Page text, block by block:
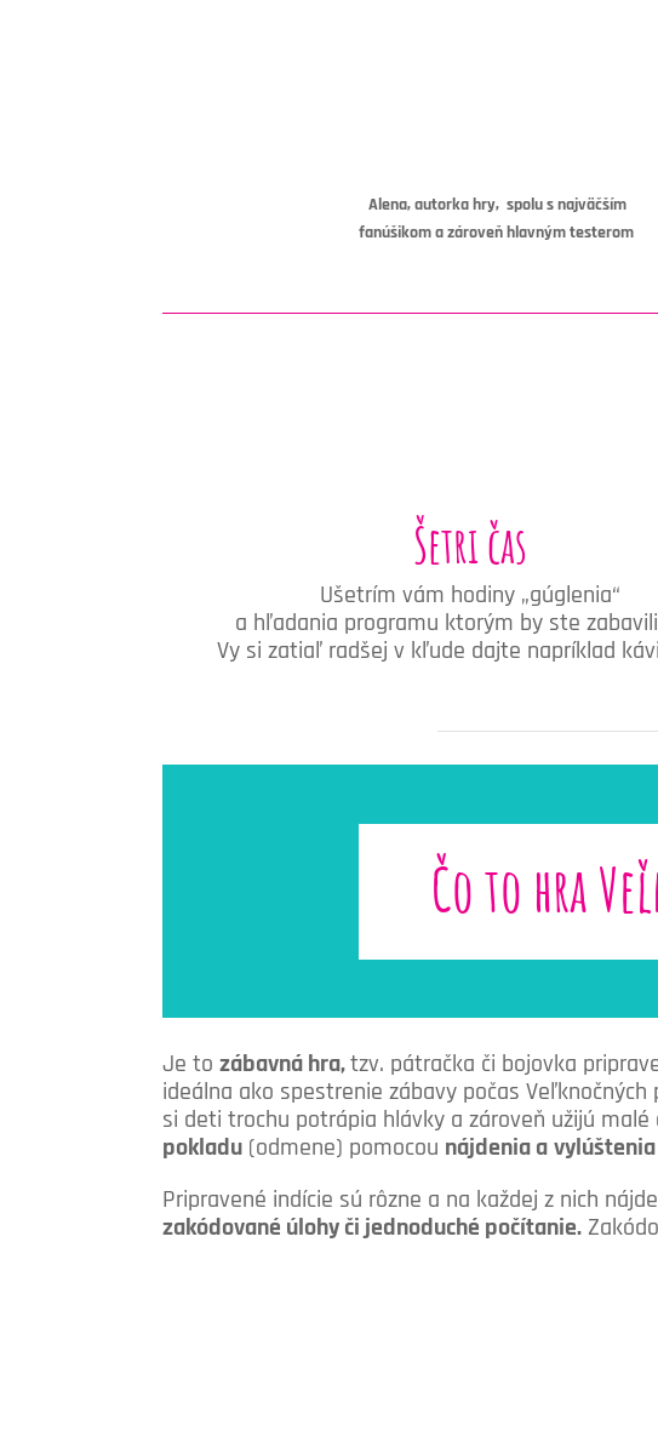
Alena, autorka hry, spolu s najväčším
fanúšikom a zároveň hlavným testerom
Šetri čas
Ušetrím vám hodiny „gúglenia“
a hľadania programu ktorým by ste
Vy si zatiaľ radšej v kľude dajte napríklad
Čo to hra
Je tozábavná hra,tzv. pátračka či bojovka
ideálna ako spestrenie zábavy počas
si deti trochu potrápia hlávky a zároveň užijú
pokladu (odmene) pomocou nájdenia a
Pripravené indície sú rôzne a na každej z nich
zakódované úlohy či jednoduché počítanie.